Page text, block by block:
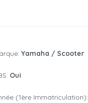
Yamaha / Scooter
Oui
(1ère Immatriculation):